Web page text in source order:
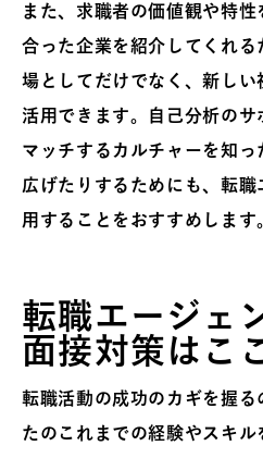
また、求職者の価値観や特
合った企業を紹介してくれ
場としてだけでなく、新しい
活用できます。自己分析の
マッチするカルチャーを知
広げたりするためにも、転
用することをおすすめします
転職エージェ
面接対策はこ
転職活動の成功のカギを握
たのこれまでの経験やスキル